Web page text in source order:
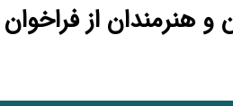
و هنرمندان از